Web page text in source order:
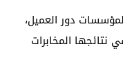
دور العميل،
المخابرات